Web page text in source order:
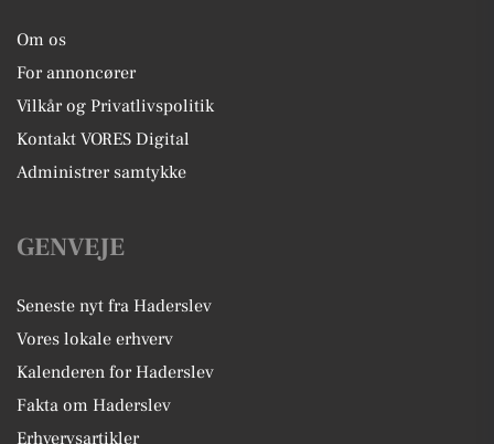
Om os
For annoncører
Vilkår og Privatlivspolitik
Kontakt VORES Digital
Administrer samtykke
GENVEJE
Seneste nyt fra Haderslev
Vores lokale erhverv
Kalenderen for Haderslev
Fakta om Haderslev
Erhvervsartikler